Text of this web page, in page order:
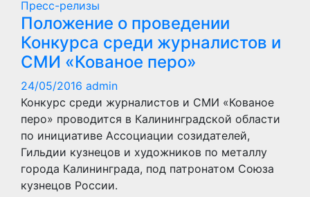
Пресс-релизы
Положение о проведении
Конкурса среди журналистов и
СМИ «Кованое перо»
24/05/2016 admin
Конкурс среди журналистов и СМИ «Кованое
перо» проводится в Калининградской области
по инициативе Ассоциации созидателей,
Гильдии кузнецов и художников по металлу
города Калининграда, под патронатом Союза
кузнецов России.